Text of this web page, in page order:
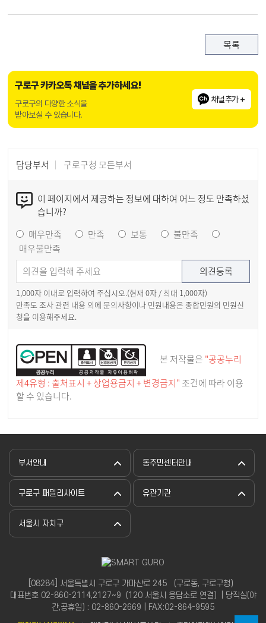
목록
구로구 카카오톡 채널을 추가하세요!
구로구의 다양한 소식을
받아보실 수 있습니다.
채널추가 +
담당부서 구로구청 모든부서
이 페이지에서 제공하는 정보에 대하여 어느 정도 만족하셨
습니까?
매우만족
만족 보통
불만족
매우불만족
1,000자 이내로 입력하여 주십시오.(현재 0자 / 최대 1,000자)
만족도 조사 관련 내용 외에 문의사항이나 민원내용은 종합민원의 민원신
청을 이용해주세요.
본 저작물은 "공공누리
제4유형 : 출처표시 + 상업용금지 + 변경금지" 조건에 따라 이용
할 수 있습니다.
부서안내 동주민센터안내
구로구 패밀리사이트 유관기관
서울시 자치구
[08284] 서울특별시 구로구 가마산로 245 （구로동, 구로구청）
대표번호 02-860-2114,2127~9（120 서울시 응답소로 연결）| 당직실(야
간,공휴일) : 02-860-2669 | FAX:02-864-9595